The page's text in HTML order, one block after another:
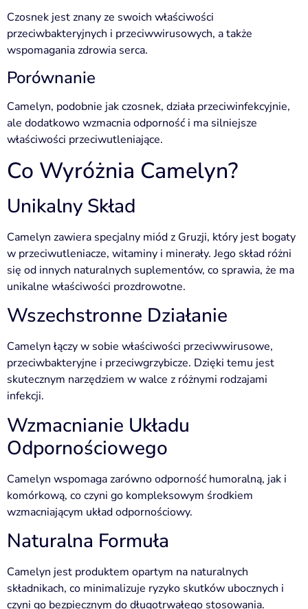
Czosnek jest znany ze swoich właściwości
przeciwbakteryjnych i przeciwwirusowych, a także
wspomagania zdrowia serca.
Porównanie
Camelyn, podobnie jak czosnek, działa przeciwinfekcyjnie,
ale dodatkowo wzmacnia odporność i ma silniejsze
właściwości przeciwutleniające.
Co Wyróżnia Camelyn?
Unikalny Skład
Camelyn zawiera specjalny miód z Gruzji, który jest bogaty
w przeciwutleniacze, witaminy i minerały. Jego skład różni
się od innych naturalnych suplementów, co sprawia, że ma
unikalne właściwości prozdrowotne.
Wszechstronne Działanie
Camelyn łączy w sobie właściwości przeciwwirusowe,
przeciwbakteryjne i przeciwgrzybicze. Dzięki temu jest
skutecznym narzędziem w walce z różnymi rodzajami
infekcji.
Wzmacnianie Układu
Odpornościowego
Camelyn wspomaga zarówno odporność humoralną, jak i
komórkową, co czyni go kompleksowym środkiem
wzmacniającym układ odpornościowy.
Naturalna Formuła
Camelyn jest produktem opartym na naturalnych
składnikach, co minimalizuje ryzyko skutków ubocznych i
czyni go bezpiecznym do długotrwałego stosowania.